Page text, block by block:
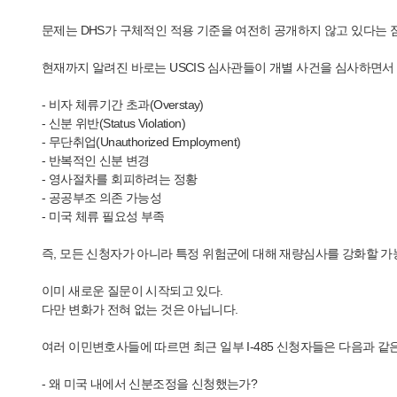
문제는 DHS가 구체적인 적용 기준을 여전히 공개하지 않고 있다는
현재까지 알려진 바로는 USCIS 심사관들이 개별 사건을 심사하면
- 비자 체류기간 초과(Overstay)
- 신분 위반(Status Violation)
- 무단취업(Unauthorized Employment)
- 반복적인 신분 변경
- 영사절차를 회피하려는 정황
- 공공부조 의존 가능성
- 미국 체류 필요성 부족
즉, 모든 신청자가 아니라 특정 위험군에 대해 재량심사를 강화할
이미 새로운 질문이 시작되고 있다.
다만 변화가 전혀 없는 것은 아닙니다.
여러 이민변호사들에 따르면 최근 일부 I-485 신청자들은 다음과
- 왜 미국 내에서 신분조정을 신청했는가?